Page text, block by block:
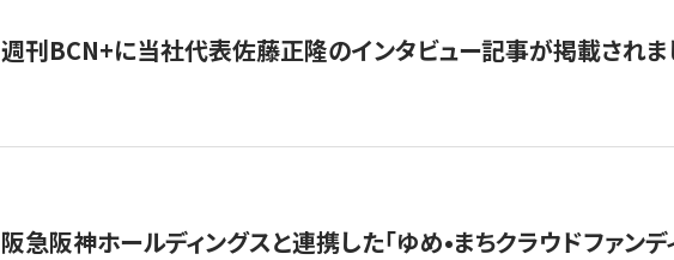
週刊BCN+に当社代表佐藤正隆のインタビュー記事が掲載されま
阪急阪神ホールディングスと連携した「ゆめ•まちクラウドファン